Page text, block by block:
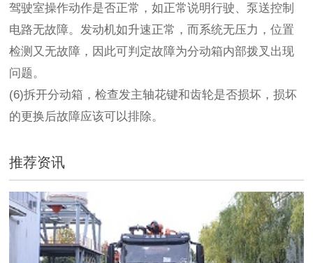
驾驶室操作动作是否正常，如正常说明行驶、泵送控制
电路无故障。发动机如升速正常，而系统无压力，位置
检测又无故障，因此可判定故障为分动箱内部拨叉出现
问题。
(6)拆开分动箱，检查发主轴花键和齿轮是否损坏，损坏
的更换后故障应该可以排除。
推荐资讯